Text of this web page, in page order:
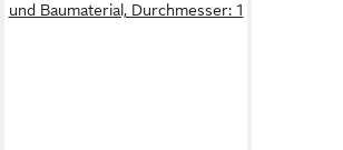
und Baumaterial, Durchmesser: 1